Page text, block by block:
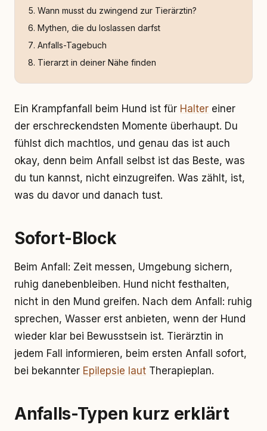
Wann musst du zwingend zur Tierärztin?
Mythen, die du loslassen darfst
Anfalls-Tagebuch
Tierarzt in deiner Nähe finden
Ein Krampfanfall beim Hund ist für Halter einer
der erschreckendsten Momente überhaupt. Du
fühlst dich machtlos, und genau das ist auch
okay, denn beim Anfall selbst ist das Beste, was
du tun kannst, nicht einzugreifen. Was zählt, ist,
was du davor und danach tust.
Sofort-Block
Beim Anfall: Zeit messen, Umgebung sichern,
ruhig danebenbleiben. Hund nicht festhalten,
nicht in den Mund greifen. Nach dem Anfall: ruhig
sprechen, Wasser erst anbieten, wenn der Hund
wieder klar bei Bewusstsein ist. Tierärztin in
jedem Fall informieren, beim ersten Anfall sofort,
bei bekannter Epilepsie laut Therapieplan.
Anfalls-Typen kurz erklärt